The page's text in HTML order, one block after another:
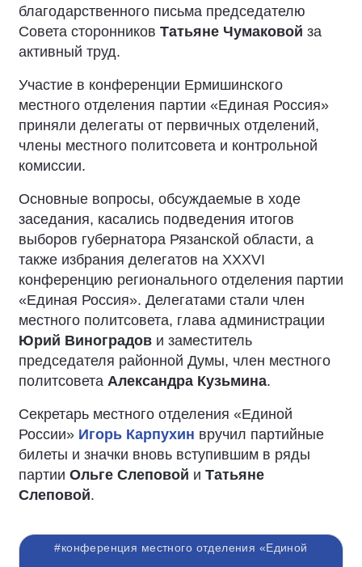
благодарственного письма председателю
Совета сторонников Татьяне Чумаковой за
активный труд.
Участие в конференции Ермишинского
местного отделения партии «Единая Россия»
приняли делегаты от первичных отделений,
члены местного политсовета и контрольной
комиссии.
Основные вопросы, обсуждаемые в ходе
заседания, касались подведения итогов
выборов губернатора Рязанской области, а
также избрания делегатов на ХХХVI
конференцию регионального отделения партии
«Единая Россия». Делегатами стали член
местного политсовета, глава администрации
Юрий Виноградов и заместитель
председателя районной Думы, член местного
политсовета Александра Кузьмина.
Секретарь местного отделения «Единой
России» Игорь Карпухин вручил партийные
билеты и значки вновь вступившим в ряды
партии Ольге Слеповой и Татьяне
Слеповой.
#конференция местного отделения «Единой